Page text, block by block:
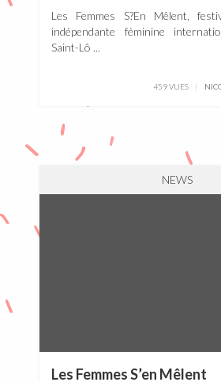
Les Femmes S?En Mêlent,
indépendante féminine
Saint-Lô ...
459 VUES
NEWS
Les Femmes S’en Mêlent